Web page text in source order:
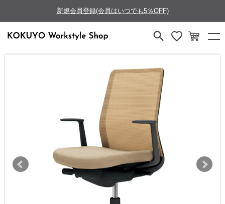
新規会員登録(会員はいつでも5％OFF)